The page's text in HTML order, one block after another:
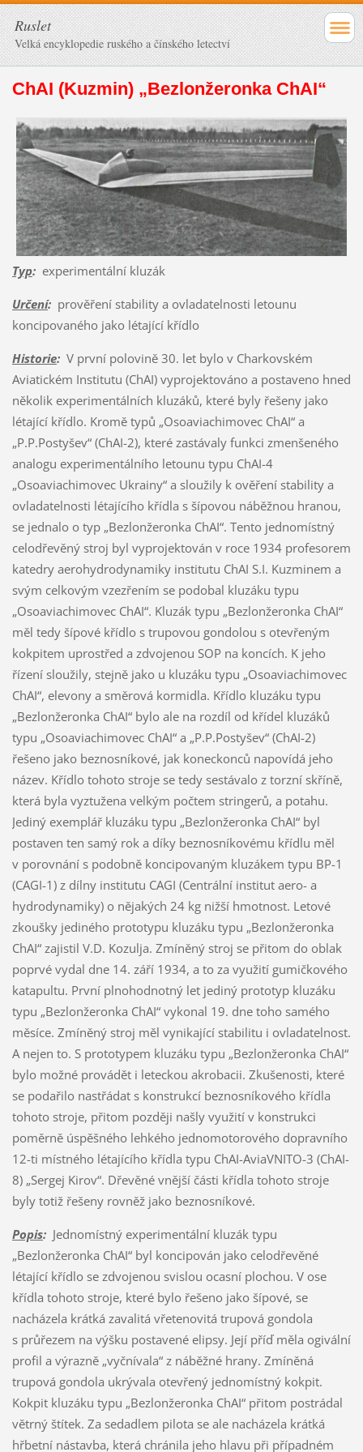
Ruslet
Velká encyklopedie ruského a čínského letectví
ChAI (Kuzmin) „Bezlonžeronka ChAI“
Typ:experimentální kluzák
Určení:prověření stability a ovladatelnosti letounu
koncipovaného jako létající křídlo
Historie:V první polovině 30. let bylo v Charkovském
Aviatickém Institutu (ChAI) vyprojektováno a postaveno hned
několik experimentálních kluzáků, které byly řešeny jako
létající křídlo. Kromě typů „Osoaviachimovec ChAI“ a
„P.P.Postyšev“ (ChAI-2), které zastávaly funkci zmenšeného
analogu experimentálního letounu typu ChAI-4
„Osoaviachimovec Ukrainy“ a sloužily k ověření stability a
ovladatelnosti létajícího křídla s šípovou náběžnou hranou,
se jednalo o typ „Bezlonžeronka ChAI“. Tento jednomístný
celodřevěný stroj byl vyprojektován v roce 1934 profesorem
katedry aerohydrodynamiky institutu ChAI S.I. Kuzminem a
svým celkovým vzezřením se podobal kluzáku typu
„Osoaviachimovec ChAI“. Kluzák typu „Bezlonžeronka ChAI“
měl tedy šípové křídlo s trupovou gondolou s otevřeným
kokpitem uprostřed a zdvojenou SOP na koncích. K jeho
řízení sloužily, stejně jako u kluzáku typu „Osoaviachimovec
ChAI“, elevony a směrová kormidla. Křídlo kluzáku typu
„Bezlonžeronka ChAI“ bylo ale na rozdíl od křídel kluzáků
typu „Osoaviachimovec ChAI“ a „P.P.Postyšev“ (ChAI-2)
řešeno jako beznosníkové, jak koneckonců napovídá jeho
název. Křídlo tohoto stroje se tedy sestávalo z torzní skříně,
která byla vyztužena velkým počtem stringerů, a potahu.
Jediný exemplář kluzáku typu „Bezlonžeronka ChAI“ byl
postaven ten samý rok a díky beznosníkovému křídlu měl
v porovnání s podobně koncipovaným kluzákem typu BP-1
(CAGI-1) z dílny institutu CAGI (Centrální institut aero- a
hydrodynamiky) o nějakých 24 kg nižší hmotnost. Letové
zkoušky jediného prototypu kluzáku typu „Bezlonžeronka
ChAI“ zajistil V.D. Kozulja. Zmíněný stroj se přitom do oblak
poprvé vydal dne 14. září 1934, a to za využití gumičkového
katapultu. První plnohodnotný let jediný prototyp kluzáku
typu „Bezlonžeronka ChAI“ vykonal 19. dne toho samého
měsíce. Zmíněný stroj měl vynikající stabilitu i ovladatelnost.
A nejen to. S prototypem kluzáku typu „Bezlonžeronka ChAI“
bylo možné provádět i leteckou akrobacii. Zkušenosti, které
se podařilo nastřádat s konstrukcí beznosníkového křídla
tohoto stroje, přitom později našly využití v konstrukci
poměrně úspěšného lehkého jednomotorového dopravního
12-ti místného létajícího křídla typu ChAI-AviaVNITO-3 (ChAI-
8) „Sergej Kirov“. Dřevěné vnější části křídla tohoto stroje
byly totiž řešeny rovněž jako beznosníkové.
Popis:Jednomístný experimentální kluzák typu
„Bezlonžeronka ChAI“ byl koncipován jako celodřevěné
létající křídlo se zdvojenou svislou ocasní plochou. V ose
křídla tohoto stroje, které bylo řešeno jako šípové, se
nacházela krátká zavalitá vřetenovitá trupová gondola
s průřezem na výšku postavené elipsy. Její příď měla ogivální
profil a výrazně „vyčnívala“ z náběžné hrany. Zmíněná
trupová gondola ukrývala otevřený jednomístný kokpit.
Kokpit kluzáku typu „Bezlonžeronka ChAI“ přitom postrádal
větrný štítek. Za sedadlem pilota se ale nacházela krátká
hřbetní nástavba, která chránila jeho hlavu při případném